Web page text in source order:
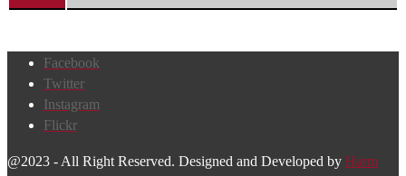
Facebook
Twitter
Instagram
Flickr
@2023 - All Right Reserved. Designed and Developed by Harm